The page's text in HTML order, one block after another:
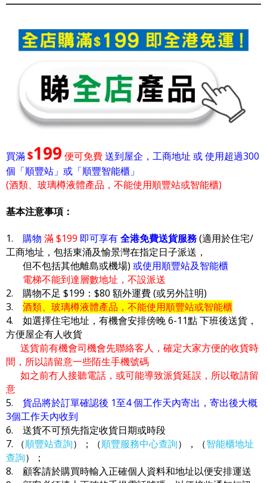
買滿$199 便可免費送到屋企，工商地址 或 使用超過300
個「順豐站」或「順豐智能櫃」
(酒類、玻璃樽液體產品，不能使用順豐站或智能櫃)
基本注意事項：
1. 購物 滿 $199 即可享有全港免費送貨服務(適用於住宅/
工商地址，包括東涌及愉景灣在指定日子派送，
但不包括其他離島或機場) 或使用順豐站及智能櫃
電梯不能到達層數地址，不設派送
2. 購物不足 $199：$80 額外運費 (或另外註明)
3. 酒類、玻璃樽液體產品，不能使用順豐站或智能櫃
4. 如選擇住宅地址，有機會安排傍晚 6-11點 下班後送貨，
方便屋企有人收貨
送貨前有機會司機會先聯絡客人，確定大家方便的收貨時
間，所以請留意一些陌生手機號碼
如之前冇人接聽電話，或可能導致派貨延誤，所以敬請留
意
5. 貨品將於訂單確認後 1至4 個工作天內寄出，寄出後大概
3個工作天內收到
6. 送貨不可預先指定收貨日期或時段
7. （順豐站查詢）；（順豐服務中心查詢），（智能櫃地址
查詢）；
8. 顧客請於購買時輸入正確個人資料和地址以便安排運送